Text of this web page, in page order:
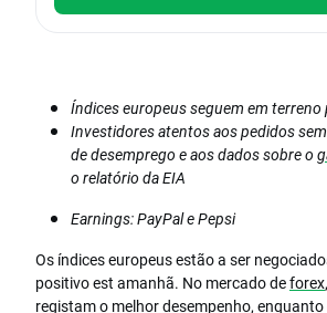
Índices europeus seguem em
Investidores atentos aos pedidos
de desemprego e aos dados sobre o
o relatório da EIA
Earnings: PayPal e Pepsi
Os índices europeus estão a ser
positivo est amanhã. No mercado deforex
registam o melhor desempenho,